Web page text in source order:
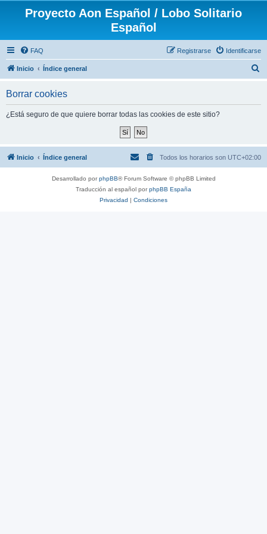
Proyecto Aon Español / Lobo Solitario
Español
FAQ Identificarse
Registrarse
Inicio Índice general
Borrar cookies
¿Está seguro de que quiere borrar todas las cookies de este sitio?
Inicio Índice general Todos los horarios son UTC+02:00
Desarrollado porphpBB® Forum Software © phpBB Limited
Traducción al español porphpBB España
Privacidad | Condiciones